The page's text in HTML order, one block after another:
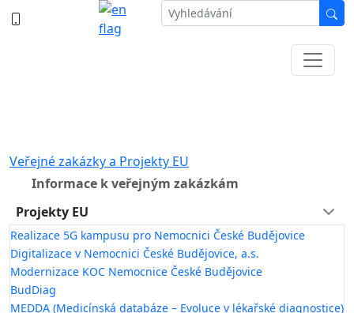
Veřejné zakázky a Projekty EU
Informace k veřejným zakázkám
Projekty EU
Realizace 5G kampusu pro Nemocnici České Budějovice
Digitalizace v Nemocnici České Budějovice, a.s.
Modernizace KOC Nemocnice České Budějovice
BudDiag
MEDDA (Medicínská databáze – Evoluce v lékařské diagnostice)